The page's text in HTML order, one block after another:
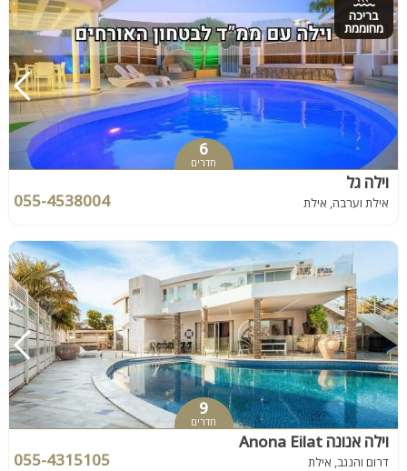
בריכה
מחוממת
6
חדרים
וילה גל
אילת וערבה, אילת 055-4538004
9
חדרים
וילה אנונה Anona Eilat
דרום והנגב, אילת 055-4315105